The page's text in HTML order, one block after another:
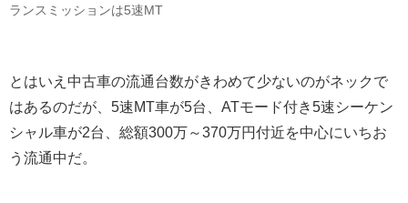
ランスミッションは5速MT
とはいえ中古車の流通台数がきわめて少ないのがネックで
はあるのだが、5速MT車が5台、ATモード付き5速シーケン
シャル車が2台、総額300万～370万円付近を中心にいちお
う流通中だ。